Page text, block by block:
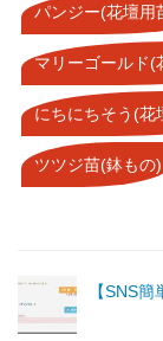
パンジー(花壇用
マリーゴールド(
にちにちそう(花
ツツジ苗(鉢もの)
【SNS